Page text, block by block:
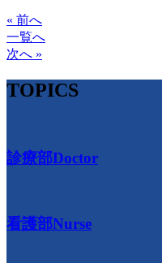
« 前へ
一覧へ
次へ »
TOPICS
診療部Doctor
看護部Nurse